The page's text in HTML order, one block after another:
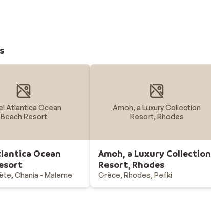
Atlantica Ocean
Beach Resort
Ocean
Chania - Maleme
Amoh, a Luxury Collection
Resort, Rhodes
Amoh, a Luxury Collection
Resort, Rhodes
Grèce, Rhodes, Pefki